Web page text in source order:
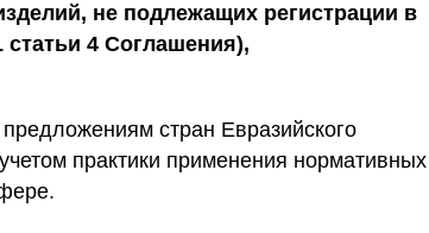
не подлежащих регистрации в
статьи 4 Соглашения),
стран Евразийского
практики применения нормативных